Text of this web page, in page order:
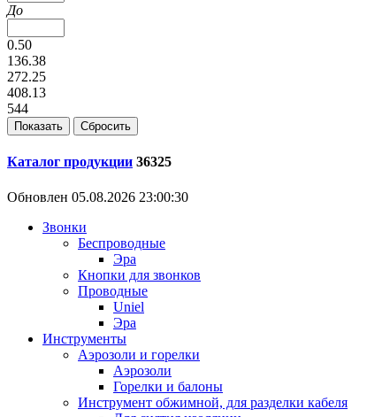
До
0.50
136.38
272.25
408.13
544
Каталог продукции 36325
Обновлен 05.08.2026 23:00:30
Звонки
Беспроводные
Эра
Кнопки для звонков
Проводные
Uniel
Эра
Инструменты
Аэрозоли и горелки
Аэрозоли
Горелки и балоны
Инструмент обжимной, для разделки кабеля